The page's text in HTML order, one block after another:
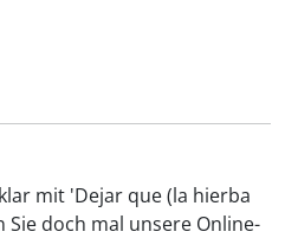
mit 'Dejar que (la hierba
doch mal unsere Online-